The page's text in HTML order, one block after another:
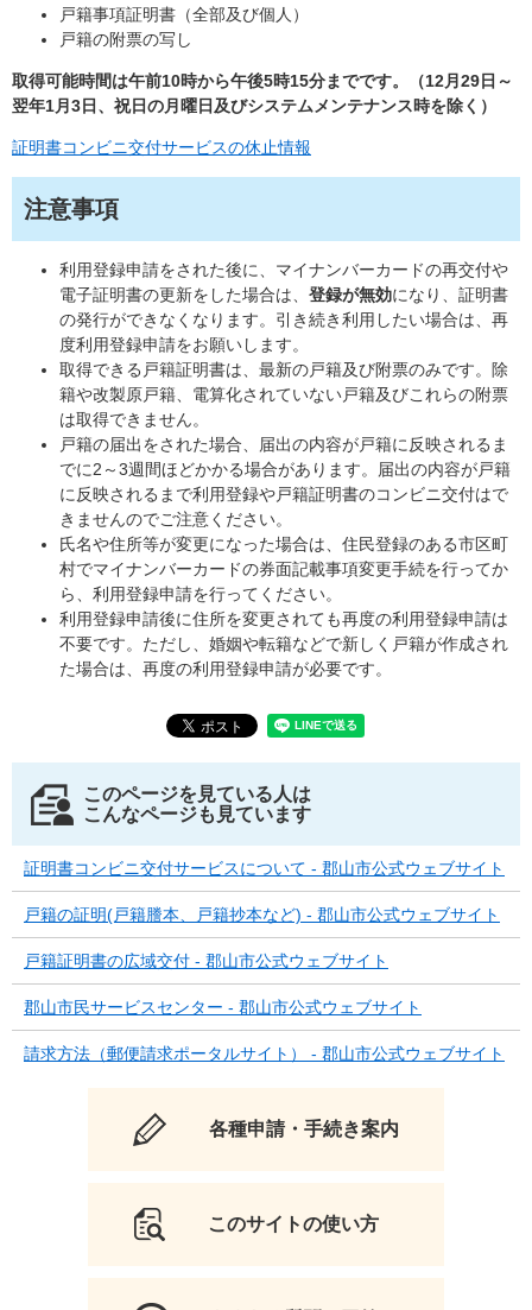
戸籍事項証明書（全部及び個人）
戸籍の附票の写し
取得可能時間は午前10時から午後5時15分までです。（12月29日～
翌年1月3日、祝日の月曜日及びシステムメンテナンス時を除く）​
証明書コンビニ交付サービスの休止情報
注意事項
利用登録申請をされた後に、マイナンバーカードの再交付や
電子証明書の更新をした場合は、 登録が無効になり、証明書
の発行ができなくなります。引き続き利用したい場合は、再
度利用登録申請をお願いします。
取得できる戸籍証明書は、最新の戸籍及び附票のみです。除
籍や改製原戸籍、電算化されていない戸籍及びこれらの附票
は取得できません。
戸籍の届出をされた場合、届出の内容が戸籍に反映されるま
でに2～3週間ほどかかる場合があります。届出の内容が戸籍
に反映されるまで利用登録や戸籍証明書のコンビニ交付はで
きませんのでご注意ください。
氏名や住所等が変更になった場合は、住民登録のある市区町
村でマイナンバーカードの券面記載事項変更手続を行ってか
ら、利用登録申請を行ってください。
利用登録申請後に住所を変更されても再度の利用登録申請は
不要です。ただし、婚姻や転籍などで新しく戸籍が作成され
た場合は、再度の利用登録申請が必要です。
このページを見ている人は
こんなページも見ています
証明書コンビニ交付サービスについて - 郡山市公式ウェブサイト
戸籍の証明(戸籍謄本、戸籍抄本など) - 郡山市公式ウェブサイト
戸籍証明書の広域交付 - 郡山市公式ウェブサイト
郡山市民サービスセンター - 郡山市公式ウェブサイト
請求方法（郵便請求ポータルサイト） - 郡山市公式ウェブサイト
各種申請・手続き案内
このサイトの使い方